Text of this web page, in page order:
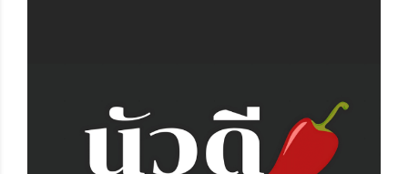
นัวดี